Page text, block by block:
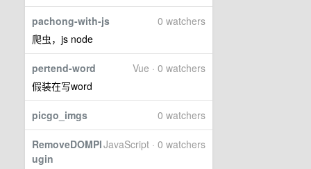
0 watchers
pachong-with-js
爬虫，js node
Vue · 0 watchers
pertend-word
假装在写word
0 watchers
picgo_imgs
JavaScript · 0 watchers
RemoveDOMPl
ugin